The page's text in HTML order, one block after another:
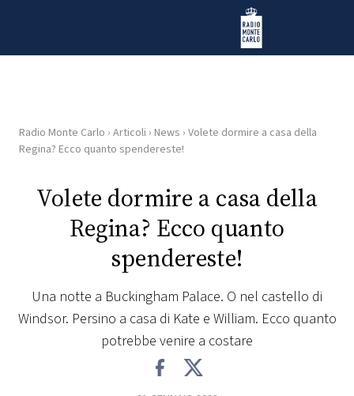
Radio Monte Carlo
HOME
RADIO
PLAYLIST
Radio Monte Carlo › Articoli › News › Volete dormire a casa della
Regina? Ecco quanto spendereste!
Volete dormire a casa della
Regina? Ecco quanto
spendereste!
Una notte a Buckingham Palace. O nel castello di
Windsor. Persino a casa di Kate e William. Ecco quanto
potrebbe venire a costare